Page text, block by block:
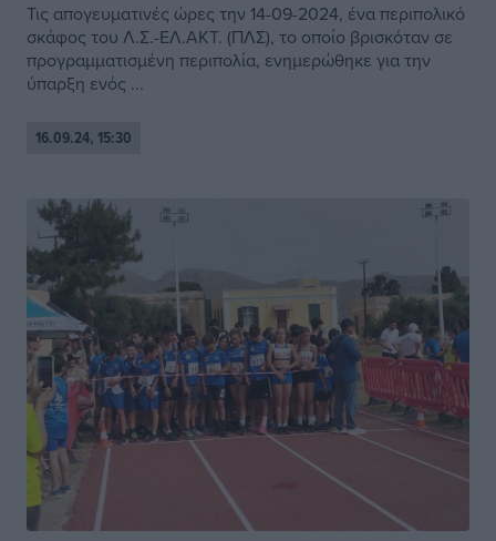
Τις απογευματινές ώρες την 14-09-2024, ένα περιπολικό
σκάφος του Λ.Σ.-ΕΛ.ΑΚΤ. (ΠΛΣ), το οποίο βρισκόταν σε
προγραμματισμένη περιπολία, ενημερώθηκε για την
ύπαρξη ενός ...
16.09.24, 15:30